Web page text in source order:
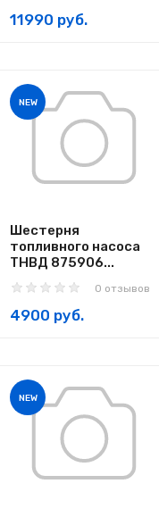
11990 руб.
NEW
Шестерня
топливного насоса
ТНВД 875906...
0 отзывов
4900 руб.
NEW